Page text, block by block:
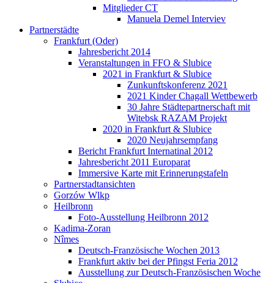
Mitglieder CT
Manuela Demel Interviev
Partnerstädte
Frankfurt (Oder)
Jahresbericht 2014
Veranstaltungen in FFO & Slubice
2021 in Frankfurt & Slubice
Zunkunftskonferenz 2021
2021 Kinder Chagall Wettbewerb
30 Jahre Städtepartnerschaft mit
Witebsk RAZAM Projekt
2020 in Frankfurt & Slubice
2020 Neujahrsempfang
Bericht Frankfurt Internatinal 2012
Jahresbericht 2011 Europarat
Immersive Karte mit Erinnerungstafeln
Partnerstadtansichten
Gorzów Wlkp
Heilbronn
Foto-Ausstellung Heilbronn 2012
Kadima-Zoran
Nîmes
Deutsch-Französische Wochen 2013
Frankfurt aktiv bei der Pfingst Feria 2012
Ausstellung zur Deutsch-Französischen Woche